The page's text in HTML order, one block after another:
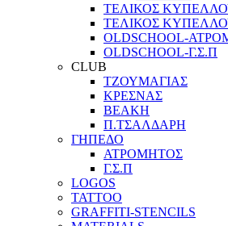
ΤΕΛΙΚΟΣ
ΤΕΛΙΚΟΣ ΚΥΠΕΛΛΟΥ
OLDSCHOOL-
OLDSCHOOL-Γ.Σ.Π
CLUB
ΤΖΟΥΜΑΓΙΑΣ
ΚΡΕΣΝΑΣ
ΒΕΑΚΗ
Π.ΤΣΑΛΔΑΡΗ
ΓΗΠΕΔΟ
ΑΤΡΟΜΗΤΟΣ
Γ.Σ.Π
LOGOS
TATTOO
GRAFFITI-STENCILS